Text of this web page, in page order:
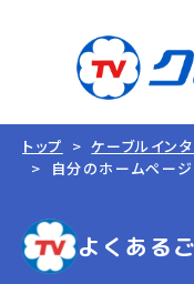
トップ ケーブルイン
自分のホームペー
よくある